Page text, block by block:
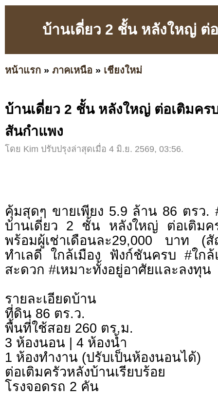
บ้านเดี่ยว 2 ชั้น หลังใหญ่ ต่
หน้าแรก » ภาคเหนือ » เชียงใหม่
บ้านเดี่ยว 2 ชั้น หลังใหญ่ ต่อเติมคร
สันกำแพง
โดย Kim ปรับปรุงล่าสุดเมื่อ 4 มิ.ย. 2569, 03:56.
คุ้มสุดๆ ขายเพียง 5.9 ล้าน 86 ตรว.
บ้านเดี่ยว 2 ชั้น หลังใหญ่ ต่อเติม
พร้อมผู้เช่าเดือนละ29,000 บาท
ทำเลดี ใกล้เมือง ฟังก์ชันครบ #ใก
สะดวก #เหมาะทั้งอยู่อาศัยและลงทุน
รายละเอียดบ้าน
ที่ดิน 86 ตร.ว.
พื้นที่ใช้สอย 260 ตร.ม.
3 ห้องนอน | 4 ห้องน้ำ
1 ห้องทำงาน (ปรับเป็นห้องนอนได้)
ต่อเติมครัวหลังบ้านเรียบร้อย
โรงจอดรถ 2 คัน